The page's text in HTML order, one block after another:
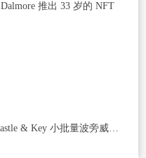
Dalmore 推出 33 岁的 NFT
Castle & Key 小批量波旁威士忌、其他 Thomas S. Moore 桶装波旁威